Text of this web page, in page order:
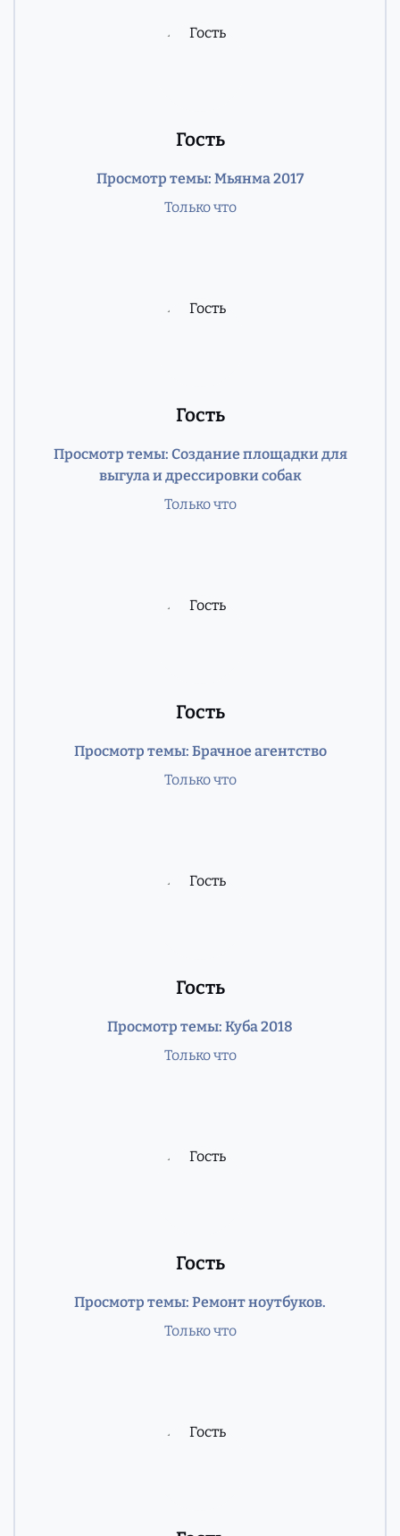
Гость
Просмотр темы: Мьянма 2017
Только что
Гость
Просмотр темы: Создание площадки для
выгула и дрессировки собак
Только что
Гость
Просмотр темы: Брачное агентство
Только что
Гость
Просмотр темы: Куба 2018
Только что
Гость
Просмотр темы: Ремонт ноутбуков.
Только что